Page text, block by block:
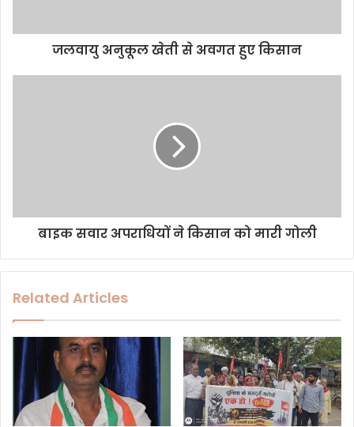
d
जलवायु अनुकूल खेती से अवगत हुए किसान
बाइक सवार अपराधियों ने किसान को मारी गोली
Related Articles